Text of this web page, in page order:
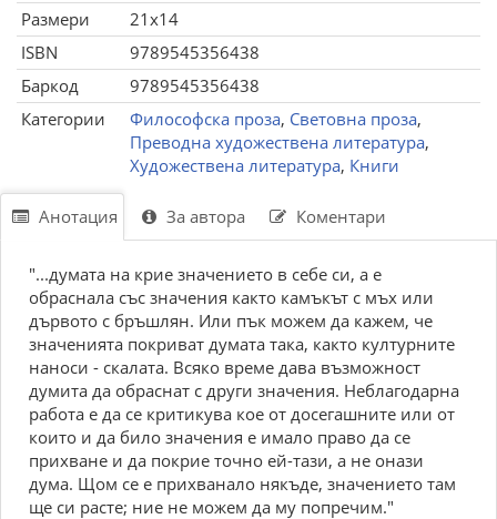
Размери
21x14
ISBN
9789545356438
Баркод
9789545356438
Категории
Философска проза, Световна проза,
Преводна художествена литература,
Художествена литература, Книги
Анотация За автора Коментари
"...думата на крие значението в себе си, а е
обраснала със значения както камъкът с мъх или
дървото с бръшлян. Или пък можем да кажем, че
значенията покриват думата така, както културните
наноси - скалата. Всяко време дава възможност
думита да обраснат с други значения. Неблагодарна
работа е да се критикува кое от досегашните или от
които и да било значения е имало право да се
прихване и да покрие точно ей-тази, а не онази
дума. Щом се е прихванало някъде, значението там
ще си расте; ние не можем да му попречим."